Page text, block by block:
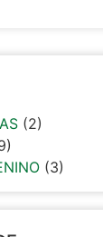
(2)
(3)